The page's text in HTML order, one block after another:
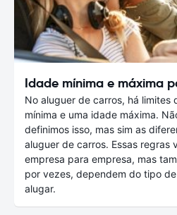
Idade mínima e máxima
No aluguer de carros, há limites
mínima e uma idade máxima.
definimos isso, mas sim as
aluguer de carros. Essas regras
empresa para empresa, mas
por vezes, dependem do tipo
alugar.